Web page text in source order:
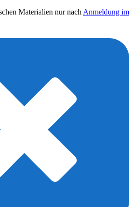
Materialien nur nach Anmeldung im